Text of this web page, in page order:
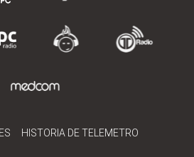
HISTORIA DE TELEMETRO